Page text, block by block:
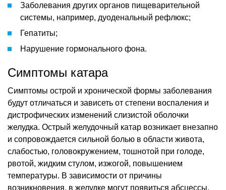
Заболевания других органов пищеварительной
системы, например, дуоденальный рефлюкс;
Гепатиты;
Нарушение гормонального фона.
Симптомы катара
Симптомы острой и хронической формы заболевания
будут отличаться и зависеть от степени воспаления и
дистрофических изменений слизистой оболочки
желудка. Острый желудочный катар возникает внезапно
и сопровождается сильной болью в области живота,
слабостью, головокружением, тошнотой при голоде,
рвотой, жидким стулом, изжогой, повышением
температуры. В зависимости от причины
возникновения, в желудке могут появиться абсцессы,